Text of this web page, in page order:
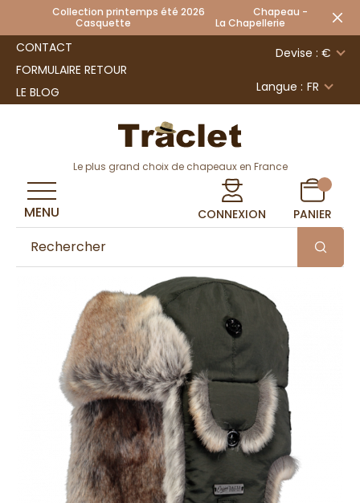
Collection printemps été 2026 Chapeau -
Casquette La Chapellerie
CONTACT
FORMULAIRE RETOUR
LE BLOG
Devise : €
Langue : FR
Le plus grand choix de chapeaux en France
CONNEXION PANIER
MENU